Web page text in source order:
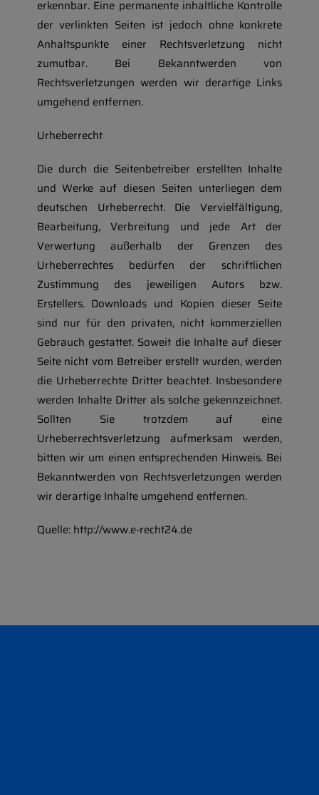
erkennbar. Eine permanente inhaltliche Kontrolle
der verlinkten Seiten ist jedoch ohne konkrete
Anhaltspunkte einer Rechtsverletzung nicht
zumutbar. Bei Bekanntwerden von
Rechtsverletzungen werden wir derartige Links
umgehend entfernen.
Urheberrecht
Die durch die Seitenbetreiber erstellten Inhalte
und Werke auf diesen Seiten unterliegen dem
deutschen Urheberrecht. Die Vervielfältigung,
Bearbeitung, Verbreitung und jede Art der
Verwertung außerhalb der Grenzen des
Urheberrechtes bedürfen der schriftlichen
Zustimmung des jeweiligen Autors bzw.
Erstellers. Downloads und Kopien dieser Seite
sind nur für den privaten, nicht kommerziellen
Gebrauch gestattet. Soweit die Inhalte auf dieser
Seite nicht vom Betreiber erstellt wurden, werden
die Urheberrechte Dritter beachtet. Insbesondere
werden Inhalte Dritter als solche gekennzeichnet.
Sollten Sie trotzdem auf eine
Urheberrechtsverletzung aufmerksam werden,
bitten wir um einen entsprechenden Hinweis. Bei
Bekanntwerden von Rechtsverletzungen werden
wir derartige Inhalte umgehend entfernen.
Quelle: http://www.e-recht24.de